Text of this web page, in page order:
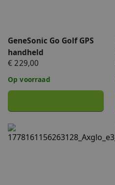
GeneSonic Go Golf GPS
handheld
€ 229,00
Op voorraad
Axglo e3 transporttas